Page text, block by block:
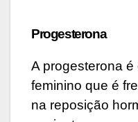
Progesterona
A progesterona é
feminino que é
na reposição